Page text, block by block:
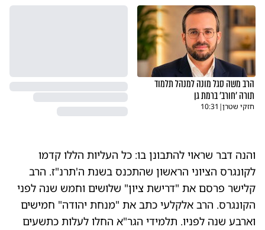
הרב משה סגל מונה למנהל תלמוד
תורה 'חורב' ברמת גן
חזקי שטרן|
10:31
והנה דבר שראוי להתבונן בו: כל העליות הללו קדמו
לקונגרס הציוני הראשון שהתכנס בשנת ה'תרנ"ז. הרב
קלישר פרסם את "דרישת ציון" שלושים וחמש שנה לפני
הקונגרס. הרב אלקלעי כתב את "מנחת יהודה" חמישים
וארבע שנה לפניו. תלמידי הגר"א החלו לעלות כתשעים